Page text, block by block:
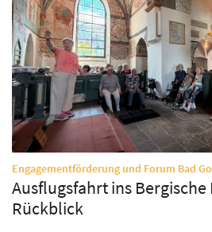
Engagementförderung und Forum Bad
Ausflugsfahrt ins Bergische
Rückblick